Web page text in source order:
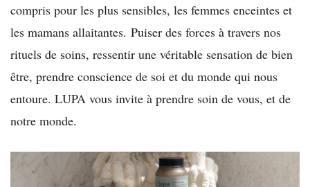
compris pour les plus sensibles, les femmes enceintes et
les mamans allaitantes. Puiser des forces à travers nos
rituels de soins, ressentir une véritable sensation de bien
être, prendre conscience de soi et du monde qui nous
entoure. LUPA vous invite à prendre soin de vous, et de
notre monde.